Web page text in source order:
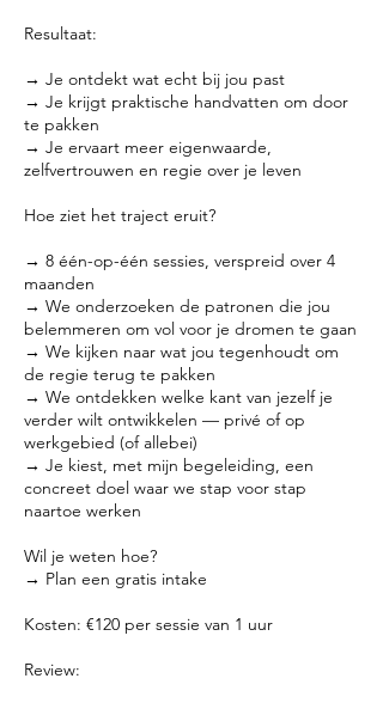
Resultaat:
→ Je ontdekt wat echt bij jou past
→ Je krijgt praktische handvatten om door
te pakken
→ Je ervaart meer eigenwaarde,
zelfvertrouwen en regie over je leven
Hoe ziet het traject eruit?
→ 8 één-op-één sessies, verspreid over 4
maanden
→ We onderzoeken de patronen die jou
belemmeren om vol voor je dromen te gaan
→ We kijken naar wat jou tegenhoudt om
de regie terug te pakken
→ We ontdekken welke kant van jezelf je
verder wilt ontwikkelen — privé of op
werkgebied (of allebei)
→ Je kiest, met mijn begeleiding, een
concreet doel waar we stap voor stap
naartoe werken
Wil je weten hoe?
→ Plan een gratis intake
Kosten: €120 per sessie van 1 uur
Review: